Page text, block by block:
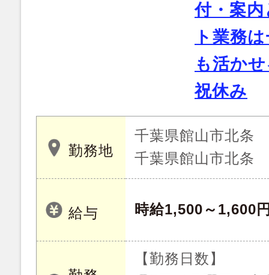
付・案
ト業務
も活か
祝休み
勤務地
千葉県館山市北条
千葉県館山市北条
給与 時給1,500～1,600
【勤務日数】